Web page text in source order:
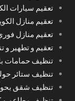
تعقيم سيارات
تعقيم منازل الكويت
تعقيم منازل
تعقيم و تطهير و
تنظيف حمامات
تنظيف ستائر
تنظيف شقق